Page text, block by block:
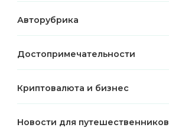
Авторубрика
Достопримечательности
Криптовалюта и бизнес
Новости для путешественников